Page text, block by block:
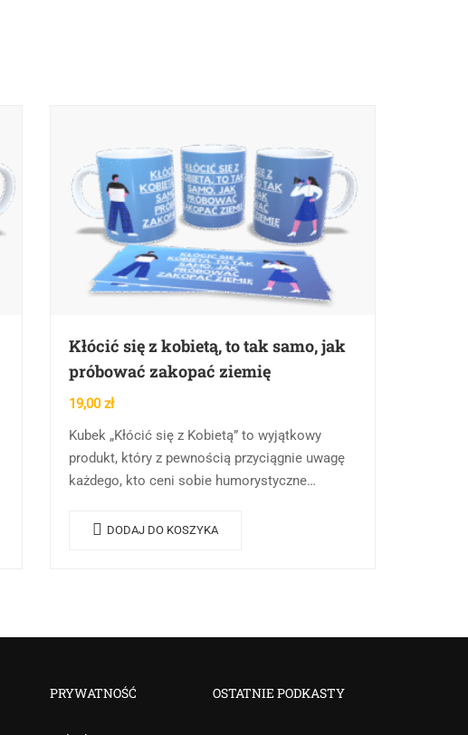
Kłócić się z kobietą, to tak samo, jak
próbować zakopać ziemię
19,00zł
Kubek „Kłócić się z Kobietą” to wyjątkowy
produkt, który z pewnością przyciągnie uwagę
każdego, kto ceni sobie humorystyczne
osób z poczuciem humoru, które…
DODAJ DO KOSZYKA
PRYWATNOŚĆ OSTATNIE PODKASTY